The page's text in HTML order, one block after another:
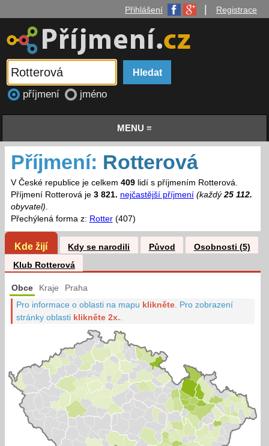
Přihlášení Registrace
příjmení jméno
MENU ≡
Příjmení: Rotterová
V České republice je celkem 409lidí s příjmením Rotterová.
Příjmení Rotterová je 3 821. nejčastější příjmení (každý25 112.
obyvatel).
Přechýlená forma z: Rotter(407)
Kde žijí Kdy se narodili Původ
Osobnosti (5)
Klub Rotterová
Obce Kraje Praha
Pro informace o oblasti na mapu klikněte Pro zobrazení
stránky oblasti klikněte 2x.